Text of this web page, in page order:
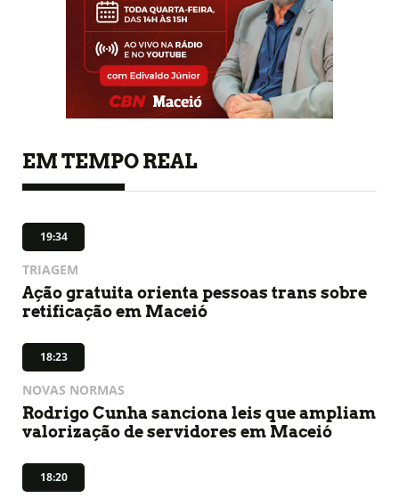
EM TEMPO REAL
19:34
TRIAGEM
Ação gratuita orienta pessoas trans sobre
retificação em Maceió
18:23
NOVAS NORMAS
Rodrigo Cunha sanciona leis que ampliam
valorização de servidores em Maceió
18:20